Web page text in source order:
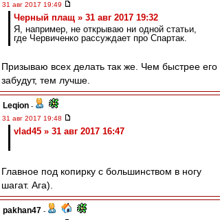
31 авг 2017 19:49
Черный плащ » 31 авг 2017 19:32
Я, например, не открываю ни одной статьи,
где Червиченко рассуждает про Спартак.
Призываю всех делать так же. Чем быстрее его
забудут, тем лучше.
Leqion -
31 авг 2017 19:48
vlad45 » 31 авг 2017 16:47
Главное под копирку с большинством в ногу
шагат. Ага).
pakhan47 -